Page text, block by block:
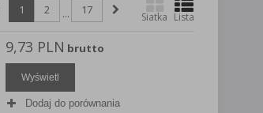
Siatka Lista
1 2 ... 17
9,73 PLN brutto
Wyświetl
Dodaj do porównania